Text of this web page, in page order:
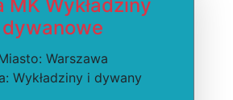
MK Wykładziny
dywanowe
Warszawa
Wykładziny i dywany